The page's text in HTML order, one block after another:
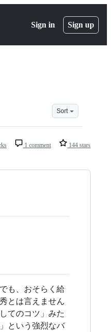
Sign in Sign up
Sort
1 comment 144 stars
も、おそらく給
とは言えません
てのコツ」みた
という強烈なバ